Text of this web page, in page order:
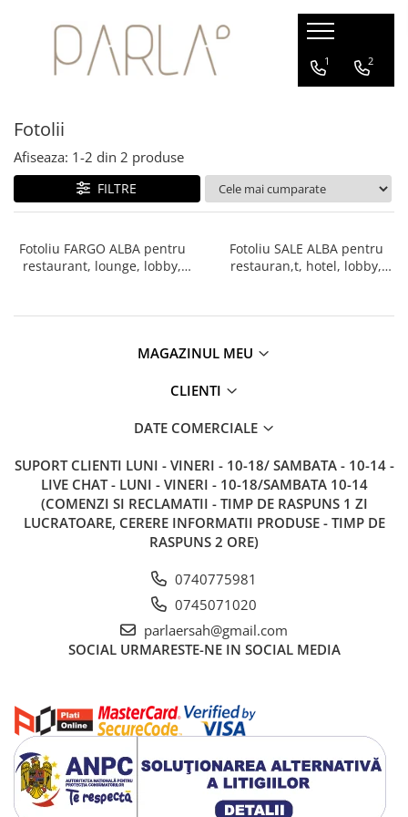
Mobilier horeca
Scaune metal
Scaune bar
Scaune conferinta
Scaune cinema
Mese
Blaturi masa
Terasa/Exterior
Mese
Seturi
Mobilier polipropilena
Mese
Mobilier office
Scaune
Asteptare
Conferinta
Birouri operationale
1 2
Fotolii
Afiseaza: 1-2 din 2 produse
FILTRE
Fotoliu FARGO ALBA pentru
restaurant, lounge, lobby,
Fotoliu SALE ALBA pentru
restauran,t, hotel, lobby,
MAGAZINUL MEU
CLIENTI
DATE COMERCIALE
SUPORT CLIENTI LUNI - VINERI - 10-18/ SAMBATA - 10-14 -
LIVE CHAT - LUNI - VINERI - 10-18/SAMBATA 10-14
(COMENZI SI RECLAMATII - TIMP DE RASPUNS 1 ZI
LUCRATOARE, CERERE INFORMATII PRODUSE - TIMP DE
RASPUNS 2 ORE)
0740775981
0745071020
parlaersah@gmail.com
SOCIAL URMARESTE-NE IN SOCIAL MEDIA